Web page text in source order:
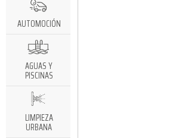
AUTOMOCIÓN
AGUAS Y
PISCINAS
LIMPIEZA
URBANA